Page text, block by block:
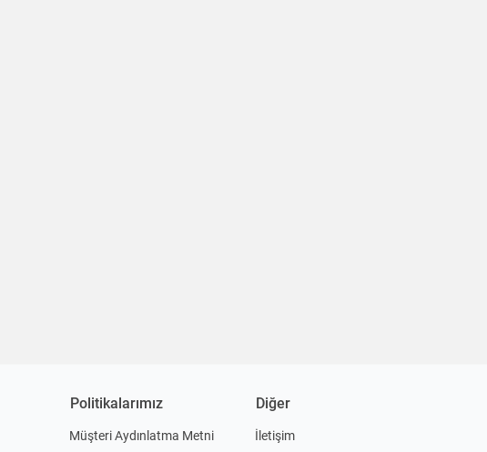
Politikalarımız
Müşteri Aydınlatma Metni
Diğer
İletişim